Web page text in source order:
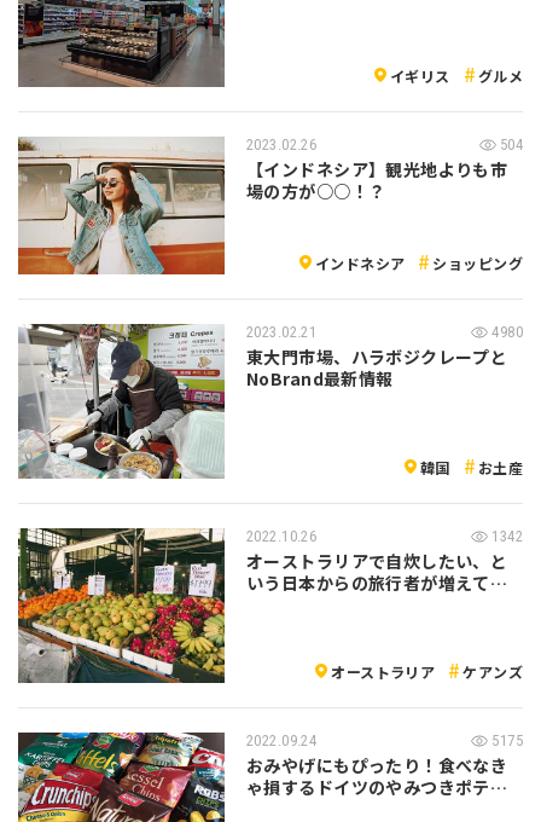
イギリス グルメ
2023.02.26 504
【インドネシア】観光地よりも市
場の方が○○！？
インドネシア ショッピング
2023.02.21 4980
東大門市場、ハラボジクレープと
NoBrand最新情報
韓国 お土産
2022.10.26 1342
オーストラリアで自炊したい、と
いう日本からの旅行者が増えてい
オーストラリア ケアンズ
2022.09.24 5175
おみやげにもぴったり！食べなき
ゃ損するドイツのやみつきポテト